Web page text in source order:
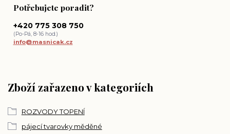
Zboží zařazeno v kategoriích
ROZVODY TOPENÍ
pájecí tvarovky měděné
Potřebujete poradit?
+420 775 308 750
(Po-Pá, 8-16 hod.)
info@masnicak.cz